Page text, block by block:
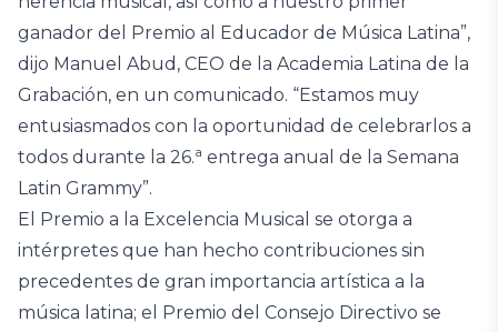
ganador del Premio al Educador de Música Latina”,
dijo Manuel Abud, CEO de la Academia Latina de la
Grabación, en un comunicado. “Estamos muy
entusiasmados con la oportunidad de celebrarlos a
todos durante la 26.a entrega anual de la Semana
Latin Grammy”.
El Premio a la Excelencia Musical se otorga a
intérpretes que han hecho contribuciones sin
precedentes de gran importancia artística a la
música latina; el Premio del Consejo Directivo se